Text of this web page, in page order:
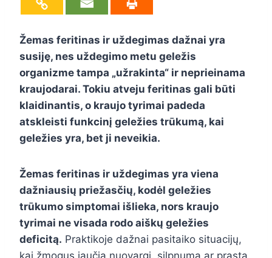
Žemas feritinas ir uždegimas dažnai yra
susiję, nes uždegimo metu geležis
organizme tampa „užrakinta“ ir neprieinama
kraujodarai. Tokiu atveju feritinas gali būti
klaidinantis, o kraujo tyrimai padeda
atskleisti funkcinį geležies trūkumą, kai
geležies yra, bet ji neveikia.
Žemas feritinas ir uždegimas yra viena
dažniausių priežasčių, kodėl geležies
trūkumo simptomai išlieka, nors kraujo
tyrimai ne visada rodo aiškų geležies
deficitą. Praktikoje dažnai pasitaiko situacijų,
kai žmogus jaučia nuovargį, silpnumą ar prastą